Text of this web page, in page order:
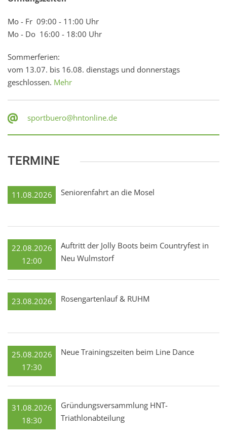
Mo - Fr 09:00 - 11:00 Uhr
Mo - Do 16:00 - 18:00 Uhr
Sommerferien:
vom 13.07. bis 16.08. dienstags und donnerstags
geschlossen. Mehr
sportbuero@hntonline.de
TERMINE
11.08.2026 Seniorenfahrt an die Mosel
22.08.2026
12:00
Auftritt der Jolly Boots beim Countryfest in
Neu Wulmstorf
23.08.2026 Rosengartenlauf & RUHM
25.08.2026
17:30
Neue Trainingszeiten beim Line Dance
31.08.2026
18:30
Gründungsversammlung HNT-
Triathlonabteilung